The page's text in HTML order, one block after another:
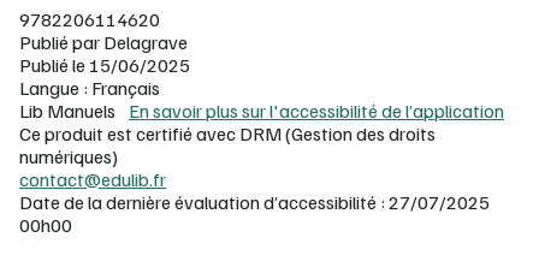
9782206114620
Publié par Delagrave
Publié le 15/06/2025
Langue : Français
Lib Manuels
En savoir plus sur l'accessibilité de l’application
Ce produit est certifié avec DRM (Gestion des droits
numériques)
contact@edulib.fr
Date de la dernière évaluation d’accessibilité : 27/07/2025
00h00